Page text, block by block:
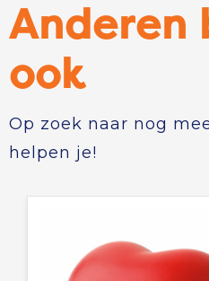
Anderen
ook
Op zoek naar nog
helpen je!